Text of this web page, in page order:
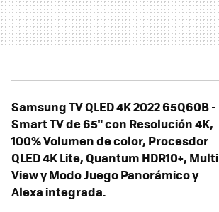
Samsung TV QLED 4K 2022 65Q60B -
Smart TV de 65" con Resolución 4K,
100% Volumen de color, Procesdor
QLED 4K Lite, Quantum HDR10+, Multi
View y Modo Juego Panorámico y
Alexa integrada.